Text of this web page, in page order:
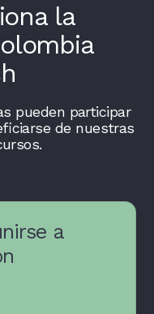
la
pueden participar
de nuestras
a